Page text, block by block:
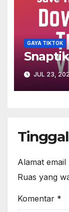
GAYA TIKTOK
JUL 23,
Alamat
Ruas yang
Komentar *